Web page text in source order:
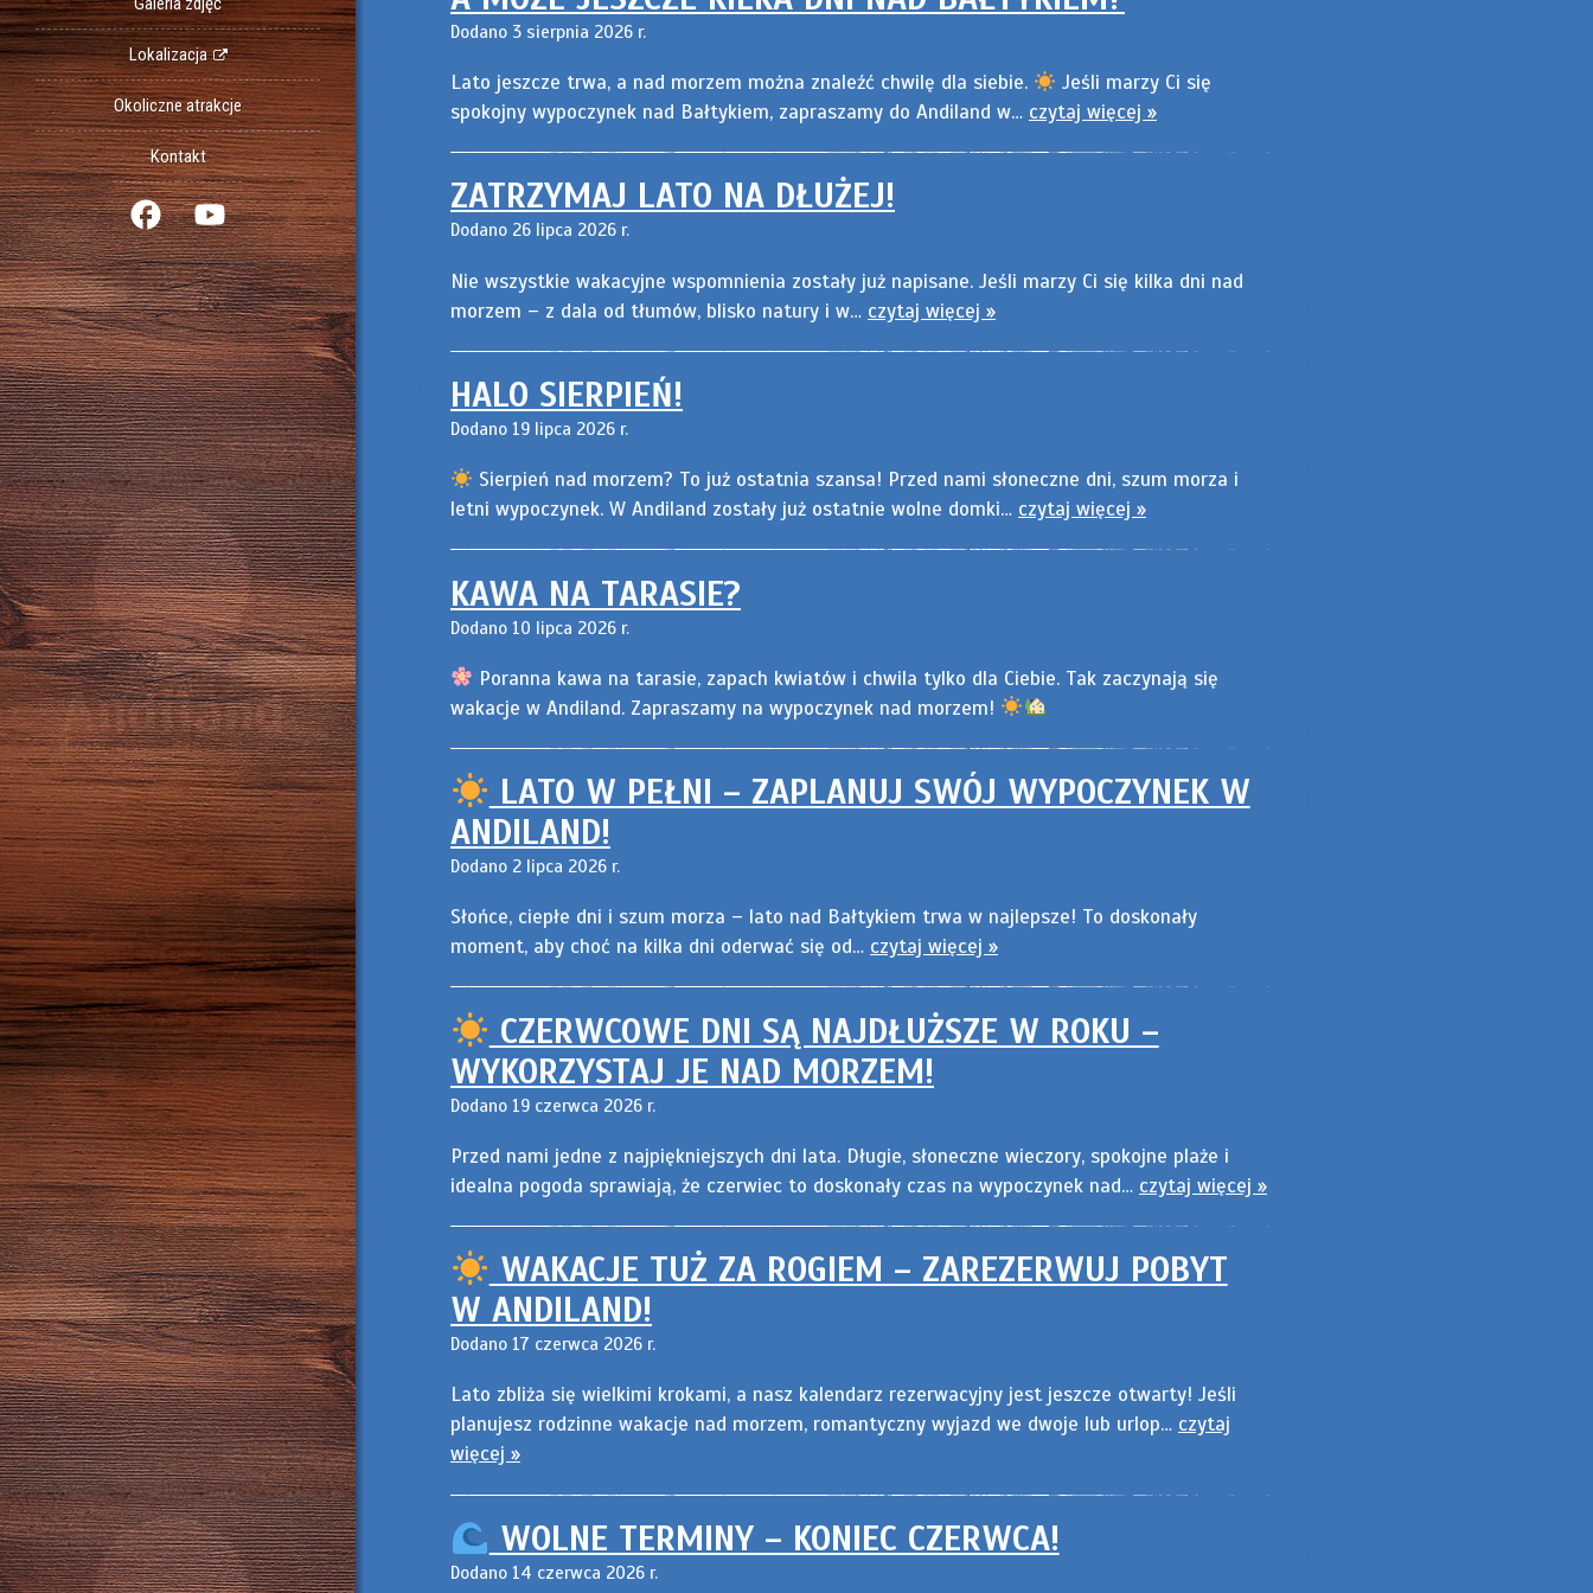
Lokalizacja
Okoliczne atrakcje
Kontakt
Dodano 3 sierpnia 2026 r.
Lato jeszcze trwa, a nad morzem można znaleźć chwilę dla siebie.
Jeśli marzy Ci się
spokojny wypoczynek nad Bałtykiem, zapraszamy do Andiland w… czytaj więcej »
ZATRZYMAJ LATO NA DŁUŻEJ!
Dodano 26 lipca 2026 r.
Nie wszystkie wakacyjne wspomnienia zostały już napisane. Jeśli marzy Ci się kilka dni nad
morzem – z dala od tłumów, blisko natury i w… czytaj więcej »
HALO SIERPIEŃ!
Dodano 19 lipca 2026 r.
Sierpień nad morzem? To już ostatnia szansa! Przed nami słoneczne dni, szum morza i
letni wypoczynek. W Andiland zostały już ostatnie wolne domki… czytaj więcej »
KAWA NA TARASIE?
Dodano 10 lipca 2026 r.
Poranna kawa na tarasie, zapach kwiatów i chwila tylko dla Ciebie. Tak zaczynają się
wakacje w Andiland. Zapraszamy na wypoczynek nad morzem!
LATO W PEŁNI – ZAPLANUJ SWÓJ WYPOCZYNEK W
ANDILAND!
Dodano 2 lipca 2026 r.
Słońce, ciepłe dni i szum morza – lato nad Bałtykiem trwa w najlepsze! To doskonały
moment, aby choć na kilka dni oderwać się od… czytaj więcej »
CZERWCOWE DNI SĄ NAJDŁUŻSZE W ROKU –
WYKORZYSTAJ JE NAD MORZEM!
Dodano 19 czerwca 2026 r.
Przed nami jedne z najpiękniejszych dni lata. Długie, słoneczne wieczory, spokojne plaże i
idealna pogoda sprawiają, że czerwiec to doskonały czas na wypoczynek nad… czytaj więcej »
WAKACJE TUŻ ZA ROGIEM – ZAREZERWUJ POBYT
W ANDILAND!
Dodano 17 czerwca 2026 r.
Lato zbliża się wielkimi krokami, a nasz kalendarz rezerwacyjny jest jeszcze otwarty! Jeśli
planujesz rodzinne wakacje nad morzem, romantyczny wyjazd we dwoje lub urlop… czytaj
więcej »
WOLNE TERMINY – KONIEC CZERWCA!
Dodano 14 czerwca 2026 r.